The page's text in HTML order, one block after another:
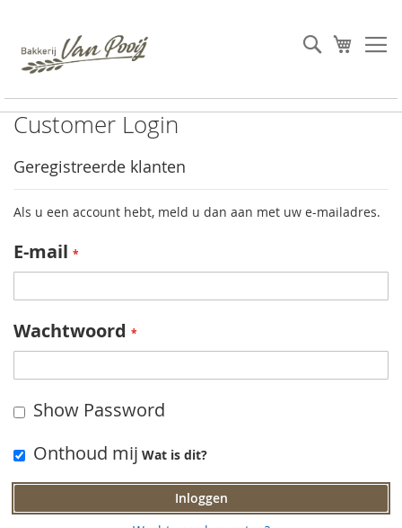
de
inhoud
Search
Customer Login
Geregistreerde klanten
Als u een account hebt, meld u dan aan met uw e-mailadres.
E-mail
Wachtwoord
Show Password
Onthoud mij Wat is dit?
Inloggen